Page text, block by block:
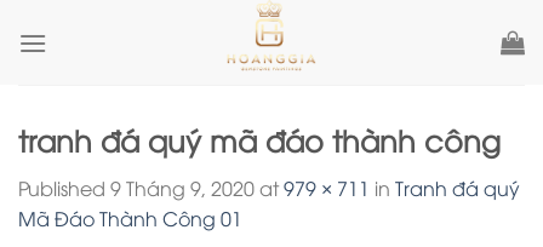
tranh đá quý mã đáo thành công
Published 9 Tháng 9, 2020at979 × 711 in Tranh đá quý
Mã Đáo Thành Công 01